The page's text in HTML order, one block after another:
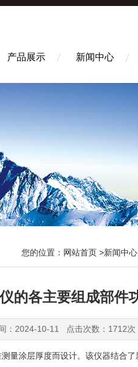
产品展示 新闻中心
您的位置： 网站首页 >新闻中心
的各主要组成部件
：2024-10-11 点击次数：1712次
涂层厚度而设计。该仪器结合了